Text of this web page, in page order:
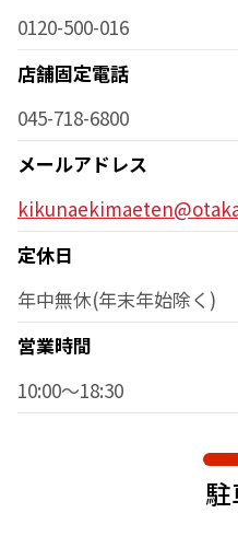
0120-500-016
店舗固定電話
045-718-6800
メールアドレス
定休日
年中無休(年末年始除く)
営業時間
10:00～18:30